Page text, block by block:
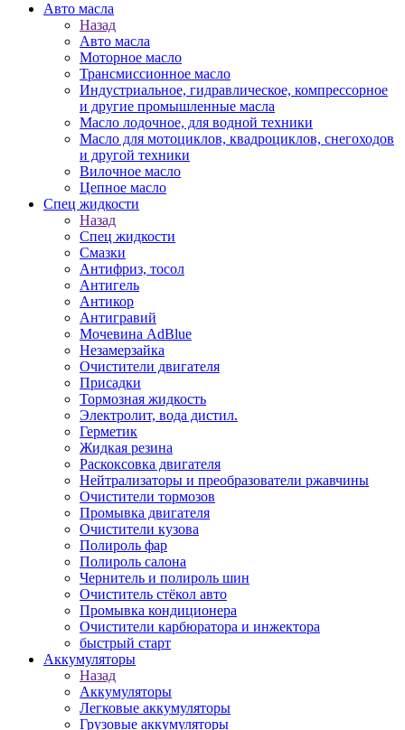
Авто масла
Назад
Авто масла
Моторное масло
Трансмиссионное масло
Индустриальное, гидравлическое, компрессорное
и другие промышленные масла
Масло лодочное, для водной техники
Масло для мотоциклов, квадроциклов, снегоходов
и другой техники
Вилочное масло
Цепное масло
Спец жидкости
Назад
Спец жидкости
Смазки
Антифриз, тосол
Антигель
Антикор
Антигравий
Мочевина AdBlue
Незамерзайка
Очистители двигателя
Присадки
Тормозная жидкость
Электролит, вода дистил.
Герметик
Жидкая резина
Раскоксовка двигателя
Нейтрализаторы и преобразователи ржавчины
Очистители тормозов
Промывка двигателя
Очистители кузова
Полироль фар
Полироль салона
Чернитель и полироль шин
Очиститель стёкол авто
Промывка кондиционера
Очистители карбюратора и инжектора
быстрый старт
Аккумуляторы
Назад
Аккумуляторы
Легковые аккумуляторы
Грузовые аккумуляторы